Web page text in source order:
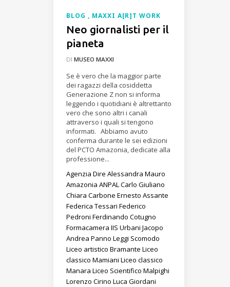
BLOG MAXXI A[R]T WORK
Neo giornalisti per il
pianeta
DI MUSEO MAXXI
Se è vero che la maggior parte
dei ragazzi della cosiddetta
Generazione Z non si informa
leggendo i quotidiani è altrettanto
vero che sono altri i canali
attraverso i quali si tengono
informati. Abbiamo avuto
conferma durante le sei edizioni
del PCTO Amazonia, dedicate alla
professione...
Agenzia Dire Alessandra Mauro
Amazonia ANPALCarlo Giuliano
Chiara Carbone Ernesto Assante
Federica Tessari Federico
Pedroni Ferdinando Cotugno
Formacamera IIS Urbani Jacopo
Andrea Panno Leggi Scomodo
Liceo artistico Bramante Liceo
classico Mamiani Liceo classico
Manara Liceo Scientifico Malpighi
Lorenzo Cirino Luca Giordani